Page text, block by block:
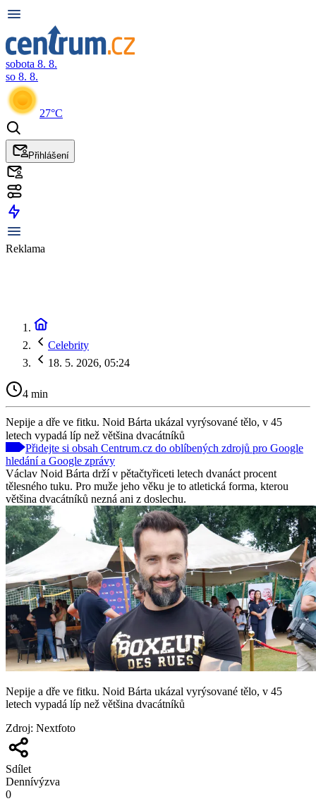
sobota 8. 8.
so 8. 8.
27°C
Přihlášení
Reklama
Celebrity
18. 5. 2026, 05:24
4 min
Nepije a dře ve fitku. Noid Bárta ukázal vyrýsované tělo, v 45
letech vypadá líp než většina dvacátníků
Přidejte si obsah Centrum.cz do oblíbených zdrojů pro Google
hledání a Google zprávy
Václav Noid Bárta drží v pětačtyřiceti letech dvanáct procent
tělesného tuku. Pro muže jeho věku je to atletická forma, kterou
většina dvacátníků nezná ani z doslechu.
Nepije a dře ve fitku. Noid Bárta ukázal vyrýsované tělo, v 45
letech vypadá líp než většina dvacátníků
Zdroj: Nextfoto
Sdílet
Dennívýzva
0